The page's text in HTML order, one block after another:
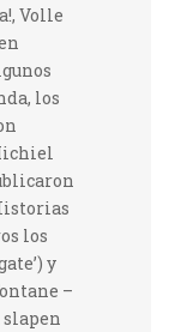
Volle
los
los
y
–
slapen